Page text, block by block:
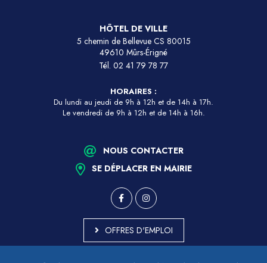
HÔTEL DE VILLE
5 chemin de Bellevue CS 80015
49610 Mûrs-Érigné
Tél. 02 41 79 78 77
HORAIRES :
Du lundi au jeudi de 9h à 12h et de 14h à 17h.
Le vendredi de 9h à 12h et de 14h à 16h.
NOUS CONTACTER
SE DÉPLACER EN MAIRIE
OFFRES D'EMPLOI